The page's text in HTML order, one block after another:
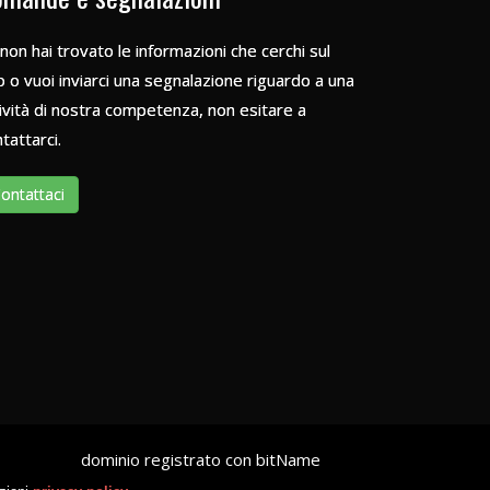
hai trovato le informazioni che cerchi sul
o vuoi inviarci una segnalazione riguardo a una
di nostra competenza, non esitare a
dominio registrato con bitName